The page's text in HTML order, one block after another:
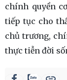
chính quyền
tiếp tục cho
chủ trương,
thực tiễn đời